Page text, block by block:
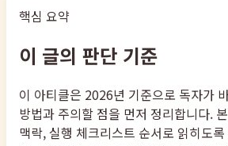
핵심 요약
이 글의 판단 기준
이 아티클은 2026년 기준으로 독자가
방법과 주의할 점을 먼저 정리합니다.
맥락, 실행 체크리스트 순서로 읽히도